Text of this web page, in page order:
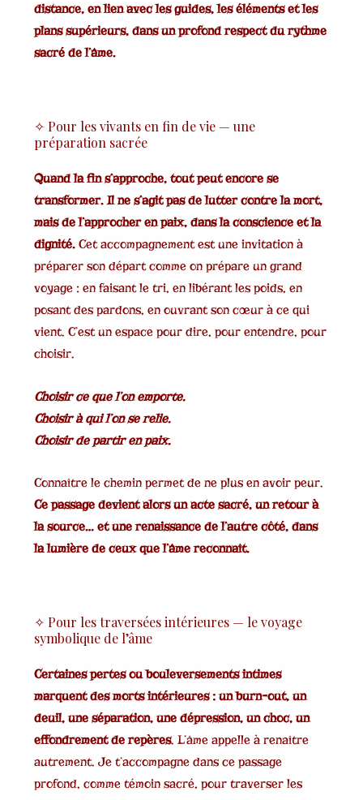
distance, en lien avec les guides, les éléments et les
plans supérieurs, dans un profond respect du rythme
sacré de l’âme.
✧ Pour les vivants en fin de vie — une
préparation sacrée
Quand la fin s’approche, tout peut encore se
transformer. Il ne s’agit pas de lutter contre la mort,
mais de l’approcher en paix, dans la conscience et la
dignité. Cet accompagnement est une invitation à
préparer son départ comme on prépare un grand
voyage : en faisant le tri, en libérant les poids, en
posant des pardons, en ouvrant son cœur à ce qui
vient. C’est un espace pour dire, pour entendre, pour
choisir.
Choisir ce que l’on emporte.
Choisir à qui l’on se relie.
Choisir de partir en paix.
Connaître le chemin permet de ne plus en avoir peur.
Ce passage devient alors un acte sacré, un retour à
la source… et une renaissance de l’autre côté, dans
la lumière de ceux que l’âme reconnaît.
✧ Pour les traversées intérieures — le voyage
symbolique de l’âme
Certaines pertes ou bouleversements intimes
marquent des morts intérieures : un burn-out, un
deuil, une séparation, une dépression, un choc, un
effondrement de repères. L’âme appelle à renaître
autrement. Je t’accompagne dans ce passage
profond, comme témoin sacré, pour traverser les